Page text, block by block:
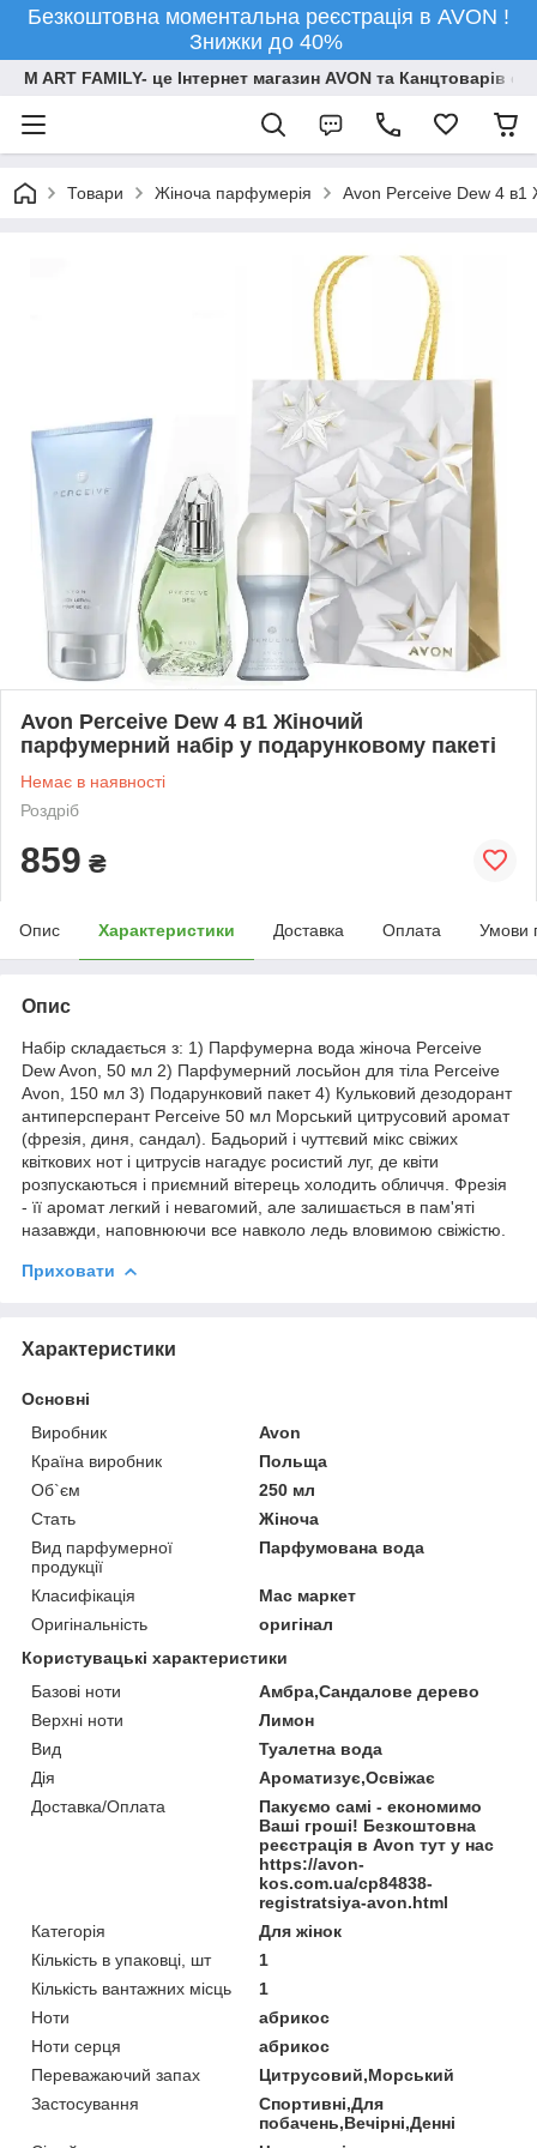
Безкоштовна моментальна реєстрація в AVON !
Знижки до 40%
M ART FAMILY- це Інтернет магазин AVON та Канцтоварів
Товари Жіноча парфумерія Avon Perceive Dew 4 в1
Avon Perceive Dew 4 в1 Жіночий
парфумерний набір у подарунковому пакеті
Немає в наявності
Роздріб
859 ₴
Опис Характеристики Доставка Оплата Умови
Опис
Набір складається з: 1) Парфумерна вода жіноча Perceive
Dew Avon, 50 мл 2) Парфумерний лосьйон для тіла Perceive
Avon, 150 мл 3) Подарунковий пакет 4) Кульковий дезодорант
антиперсперант Perceive 50 мл Морський цитрусовий аромат
(фрезія, диня, сандал). Бадьорий і чуттєвий мікс свіжих
квіткових нот і цитрусів нагадує росистий луг, де квіти
розпускаються і приємний вітерець холодить обличчя. Фрезія
- її аромат легкий і невагомий, але залишається в пам'яті
назавжди, наповнюючи все навколо ледь вловимою свіжістю.
Приховати
Характеристики
Основні
Виробник
Avon
Країна виробник
Польща
Об`єм
250 мл
Стать
Жіноча
Вид парфумерної
продукції
Парфумована вода
Класифікація
Мас маркет
Оригінальність
оригінал
Користувацькi характеристики
Базові ноти
Амбра,Сандалове дерево
Верхні ноти
Лимон
Вид
Туалетна вода
Дія
Ароматизує,Освіжає
Доставка/Оплата
Пакуємо самі - економимо
Ваші гроші! Безкоштовна
реєстрація в Avon тут у нас
https://avon-
kos.com.ua/cp84838-
registratsiya-avon.html
Категорія
Для жінок
Кількість в упаковці, шт
1
Кількість вантажних місць
1
Ноти
абрикос
Ноти серця
абрикос
Переважаючий запах
Цитрусовий,Морський
Застосування
Спортивні,Для
побачень,Вечірні,Денні